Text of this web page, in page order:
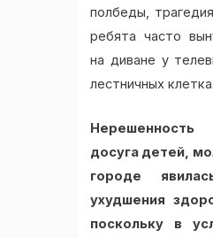
полбеды,
ребята часто
на диване у
лестничных
Нерешенность
досуга детей,
городе
ухудшения
поскольку в